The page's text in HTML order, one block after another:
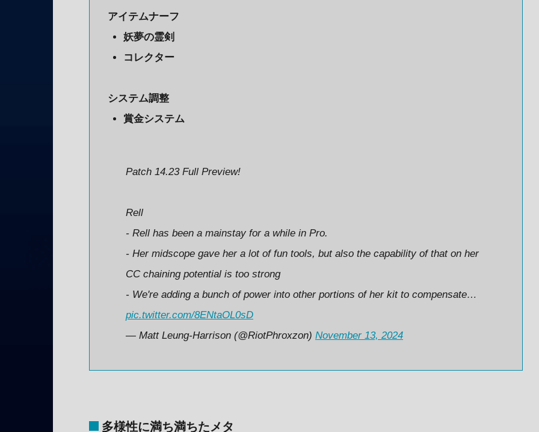
アイテムナーフ
妖夢の霊剣
コレクター
システム調整
賞金システム
Patch 14.23 Full Preview!
Rell
- Rell has been a mainstay for a while in Pro.
- Her midscope gave her a lot of fun tools, but also the capability of that on her
CC chaining potential is too strong
- We're adding a bunch of power into other portions of her kit to compensate…
pic.twitter.com/8ENtaOL0sD
— Matt Leung-Harrison (@RiotPhroxzon) November 13, 2024
多様性に満ち満ちたメタ